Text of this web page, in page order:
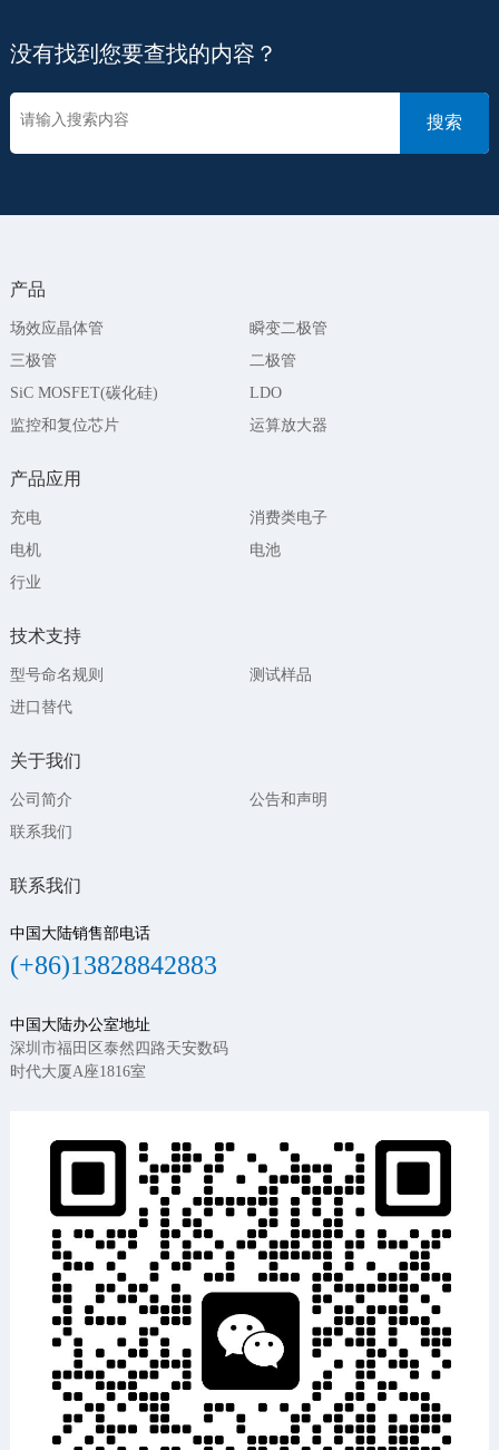
没有找到您要查找的内容？
产品
场效应晶体管
瞬变二极管
三极管
二极管
SiC MOSFET(碳化硅)
LDO
监控和复位芯片
运算放大器
产品应用
充电
消费类电子
电机
电池
行业
技术支持
型号命名规则
测试样品
进口替代
关于我们
公司简介
公告和声明
联系我们
联系我们
中国大陆销售部电话
(+86)13828842883
中国大陆办公室地址
深圳市福田区泰然四路天安数码
时代大厦A座1816室